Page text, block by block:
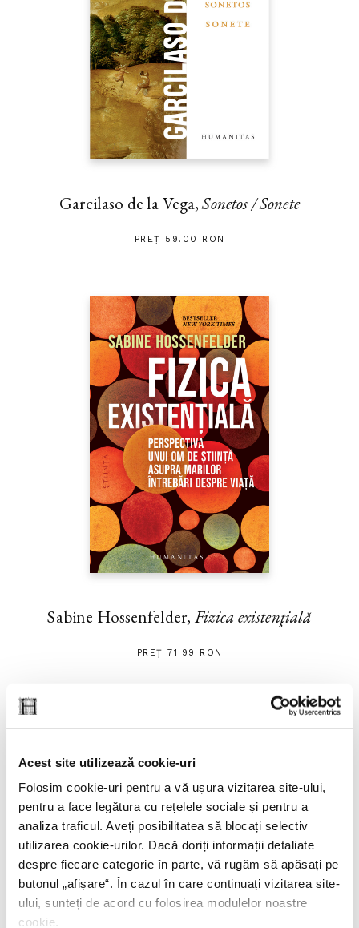
Acest site utilizează cookie-uri
Folosim cookie-uri pentru a vă ușura vizitarea site-ului,
pentru a face legătura cu rețelele sociale și pentru a
analiza traficul. Aveți posibilitatea să blocați selectiv
utilizarea cookie-urilor. Dacă doriți informații detaliate
despre fiecare categorie în parte, vă rugăm să apăsați pe
butonul „afișare“. În cazul în care continuați vizitarea site-
ului, sunteți de acord cu folosirea modulelor noastre
cookie.
Garcilaso de la Vega,Sonetos / Sonete
PREȚ 59.00 RON
Sabine Hossenfelder, Fizica existenţială
PREȚ 71.99 RON